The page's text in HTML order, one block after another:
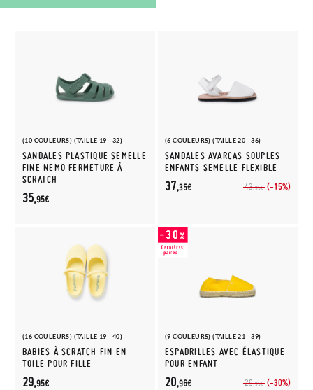
(10 COULEURS) (TAILLE 19 - 32)
SANDALES PLASTIQUE SEMELLE
FINE NEMO FERMETURE À
SCRATCH
35,95€
(6 COULEURS) (TAILLE 20 - 36)
SANDALES AVARCAS SOUPLES
ENFANTS SEMELLE FLEXIBLE
43,95€ (-15%)
37,35€
(16 COULEURS) (TAILLE 19 - 40)
BABIES À SCRATCH FIN EN
TOILE POUR FILLE
29,95€
(9 COULEURS) (TAILLE 21 - 39)
ESPADRILLES AVEC ÉLASTIQUE
POUR ENFANT
29,95€ (-30%)
20,96€